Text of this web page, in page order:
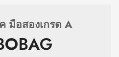
มือสองเกรด A